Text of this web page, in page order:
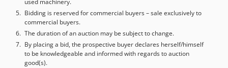
- Transportcolli [st.]: 1 Financiële informatie BTW: De
getoonde prijs is exclusief BTW BTW/marge: BTW
verrekenbaar voor ondernemers Levering en inruil altijd
mogelijk van alles in de industriële sectoren Yorick Diebels
used machinery.
Bidding is reserved for commercial buyers – sale exclusively to
commercial buyers.
The duration of an auction may be subject to change.
By placing a bid, the prospective buyer declares herself/himself
to be knowledgeable and informed with regards to auction
good(s).